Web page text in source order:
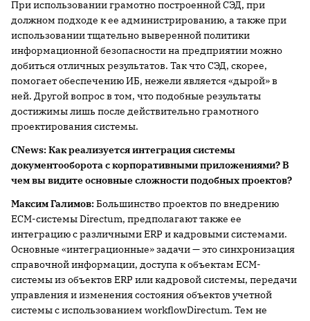
При использовании грамотно построенной СЭД, при
должном подходе к ее администрированию, а также при
использовании тщательно выверенной политики
информационной безопасности на предприятии можно
добиться отличных результатов. Так что СЭД, скорее,
помогает обеспечению ИБ, нежели является «дырой» в
ней. Другой вопрос в том, что подобные результаты
достижимы лишь после действительно грамотного
проектирования системы.
CNews: Как реализуется интеграция системы
документооборота с корпоративными приложениями? В
чем вы видите основные сложности подобных проектов?
Максим Галимов:Большинство проектов по внедрению
ЕСМ-системы Directum, предполагают также ее
интеграцию с различными ERP и кадровыми системами.
Основные «интеграционные» задачи — это синхронизация
справочной информации, доступа к объектам ECM-
системы из объектов ERP или кадровой системы, передачи
управления и изменения состояния объектов учетной
системы с использованием workflowDirectum. Тем не